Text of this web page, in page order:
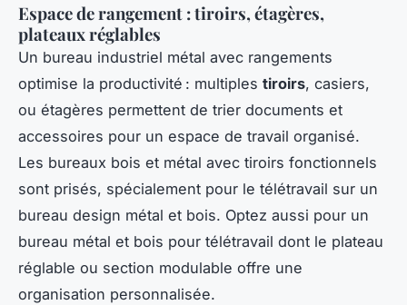
Espace de rangement : tiroirs, étagères,
plateaux réglables
Un bureau industriel métal avec rangements
optimise la productivité : multiples tiroirs, casiers,
ou étagères permettent de trier documents et
accessoires pour un espace de travail organisé.
Les bureaux bois et métal avec tiroirs fonctionnels
sont prisés, spécialement pour le télétravail sur un
bureau design métal et bois. Optez aussi pour un
bureau métal et bois pour télétravail dont le plateau
réglable ou section modulable offre une
organisation personnalisée.